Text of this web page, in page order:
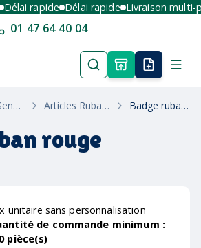
rapide Délai rapide Livraison multi-
01 47 64 40 04
Rubans De Sensibilisation Articles Ruban Rouge Badge ruban rouge
rouge
unitaire sans personnalisation
de commande minimum :
pièce(s)